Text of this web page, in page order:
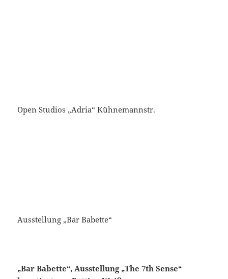
Open Studios „Adria“ Kühnemannstr.
Ausstellung „Bar Babette“
„Bar Babette“, Ausstellung „The 7th Sense“